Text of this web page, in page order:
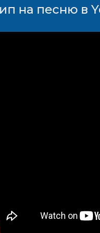
на песню в